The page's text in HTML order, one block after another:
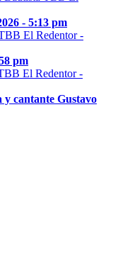
- 5:13 pm
pm
y cantante Gustavo